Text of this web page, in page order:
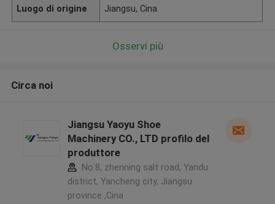
Luogo di origine Jiangsu, Cina
Osservi più
Circa noi
Jiangsu Yaoyu Shoe
Machinery CO., LTD profilo del
produttore
No.8, zhenning salt road, Yandu
district, Yancheng city, Jiangsu
province ,Cina